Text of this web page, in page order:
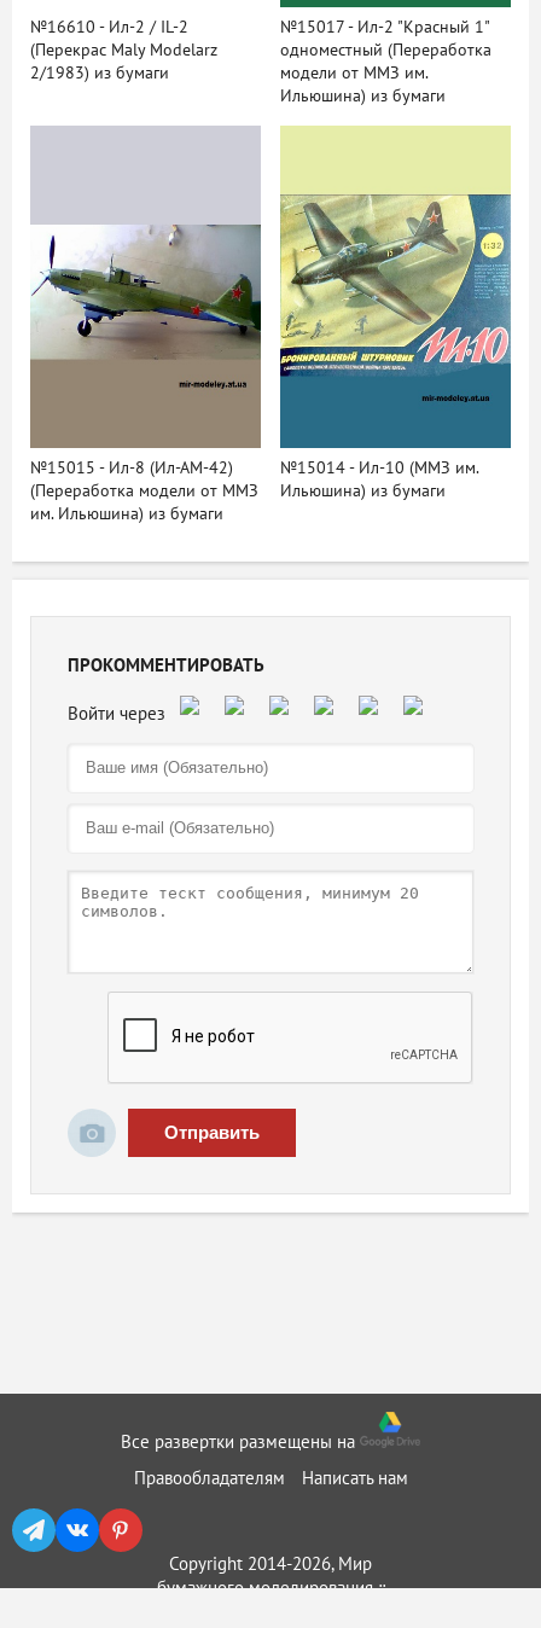
№16610 - Ил-2 / IL-2
(Перекрас Maly Modelarz
2/1983) из бумаги
№15017 - Ил-2 "Красный 1"
одноместный (Переработка
модели от ММЗ им.
Ильюшина) из бумаги
№15015 - Ил-8 (Ил-АМ-42)
(Переработка модели от ММЗ
им. Ильюшина) из бумаги
№15014 - Ил-10 (ММЗ им.
Ильюшина) из бумаги
ПРОКОММЕНТИРОВАТЬ
Отправить
Все развертки размещены на
Правообладателям
Написать нам
Copyright 2014-2026, Мир
бумажного моделирования ::